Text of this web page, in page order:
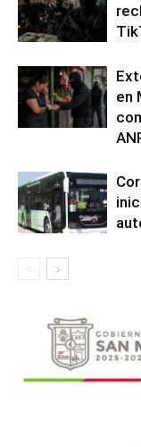
en